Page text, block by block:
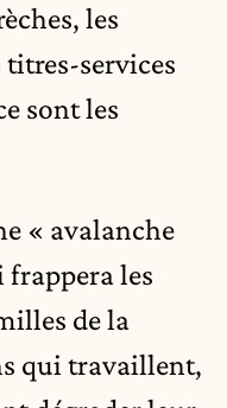
les
titres-services
sont les
« avalanche
frappera les
de la
qui travaillent,